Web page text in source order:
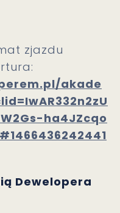
zjazdu
akade
ha4JZcqo
Dewelopera